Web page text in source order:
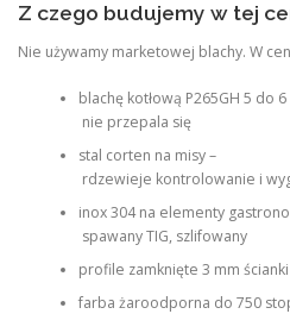
Z czego budujemy w tej
Nie używamy marketowej blachy. W
blachę kotłową P265GH 5 do
nie przepala się
stal corten na misy –
rdzewieje kontrolowanie i
inox 304 na elementy
spawany TIG, szlifowany
profile zamknięte 3 mm
farba żaroodporna do 750